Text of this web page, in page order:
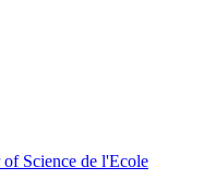
Science de l'Ecole